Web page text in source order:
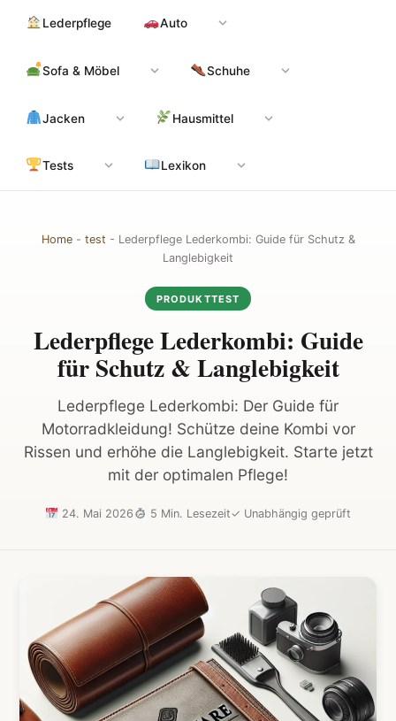
Inhalt
Lederpflege Auto
Sofa & Möbel Schuhe
Jacken Hausmittel
Tests Lexikon
Home- test - Lederpflege Lederkombi: Guide für Schutz &
Langlebigkeit
PRODUKTTEST
Lederpflege Lederkombi: Guide
für Schutz & Langlebigkeit
Lederpflege Lederkombi: Der Guide für
Motorradkleidung! Schütze deine Kombi vor
Rissen und erhöhe die Langlebigkeit. Starte jetzt
mit der optimalen Pflege!
24. Mai 2026 5 Min. Lesezeit✓ Unabhängig geprüft